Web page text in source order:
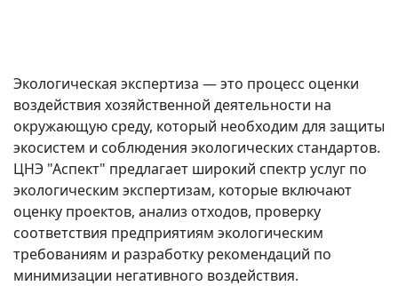
Экологическая экспертиза — это процесс оценки
воздействия хозяйственной деятельности на
окружающую среду, который необходим для защиты
экосистем и соблюдения экологических стандартов.
ЦНЭ "Аспект" предлагает широкий спектр услуг по
экологическим экспертизам, которые включают
оценку проектов, анализ отходов, проверку
соответствия предприятиям экологическим
требованиям и разработку рекомендаций по
минимизации негативного воздействия.